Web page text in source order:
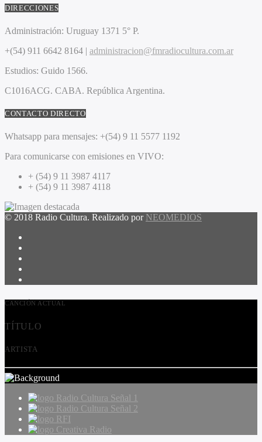
DIRECCIONES
Administración: Uruguay 1371 5° P.
+(54) 911 6642 8164 | administracion@fmradiocultura.com.ar
Estudios: Guido 1566.
C1016ACG. CABA. República Argentina.
CONTACTO DIRECTO
Whatsapp para mensajes: +(54) 9 11 5577 1192
Para comunicarse con emisiones en VIVO:
+ (54) 9 11 3987 4117
+ (54) 9 11 3987 4118
© 2018 Radio Cultura. Realizado por NEOMEDIOS
CANCIÓN ACTUAL
TÍTULO
ARTISTA
Radio Cultura Señal 1
Radio Cultura Señal 2
RFI
Creativa Radio